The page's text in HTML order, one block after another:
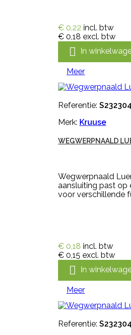
€ 0,22 incl. btw
€ 0,18 excl. btw
 In
Meer
Referentie: S232304
Merk: Kruuse
WEGWERPNAALD
Wegwerpnaald
aansluiting past op
voor verschillende
€ 0,18 incl. btw
€ 0,15 excl. btw
 In
Meer
Referentie: